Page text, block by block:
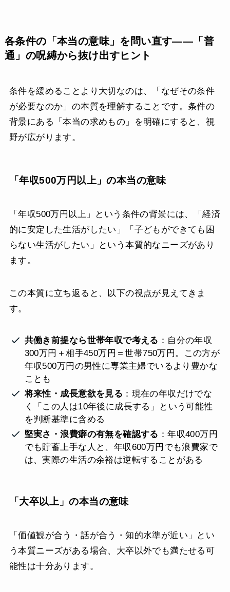
各条件の「本当の意味」を問い直す——「普
通」の呪縛から抜け出すヒント
条件を緩めることより大切なのは、「なぜその条件
が必要なのか」の本質を理解することです。条件の
背景にある「本当の求めもの」を明確にすると、視
野が広がります。
「年収500万円以上」の本当の意味
「年収500万円以上」という条件の背景には、「経済
的に安定した生活がしたい」「子どもができても困
らない生活がしたい」という本質的なニーズがあり
ます。
この本質に立ち返ると、以下の視点が見えてきま
す。
共働き前提なら世帯年収で考える ：自分の年収
300万円＋相手450万円＝世帯750万円。この方が
年収500万円の男性に専業主婦でいるより豊かな
ことも
将来性・成長意欲を見る ：現在の年収だけでな
く「この人は10年後に成長する」という可能性
を判断基準に含める
堅実さ・浪費癖の有無を確認する ：年収400万円
でも貯蓄上手な人と、年収600万円でも浪費家で
は、実際の生活の余裕は逆転することがある
「大卒以上」の本当の意味
「価値観が合う・話が合う・知的水準が近い」とい
う本質ニーズがある場合、大卒以外でも満たせる可
能性は十分あります。